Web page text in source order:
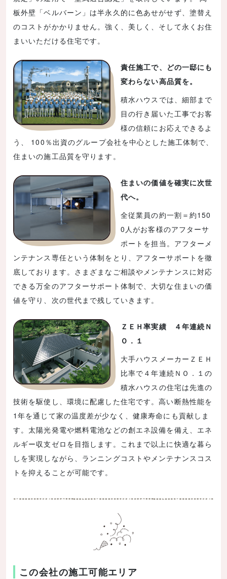
板外壁「ベルバーン」は半永久的に色あせがせず、塗替え
のコストがかかりません。強く、美しく、そして永くお住
まいいただける住宅です。
責任施工で、どの一邸にも
変わらない高品質を。
積水ハウスでは、細部まで
目の行き届いた工事でお客
様の信頼にお応えできるよ
う、 100％出資のグループ会社を中心とした施工体制で、
住まいの施工品質を守ります。
住まいの価値を確実に次世
代へ。
全従業員の約一割＝約150
0人がお客様のアフターサ
ポートを担当。アフターメ
ンテナンス専任という体制をとり、アフターサポートを徹
底しております。さまざまなご相談やメンテナンスに対応
できる万全のアフターサポート体制で、大切な住まいの価
値を守り、次の世代まで残していきます。
ＺＥＨ率実績 ４年連続Ｎ
Ｏ．１
大手ハウスメーカーＺＥＨ
比率で４年連続ＮＯ．１の
積水ハウスの住宅は先進の
技術を駆使し、環境に配慮した住宅です。高い断熱性能を
1年を通じて家の温度差が少なく、健康寿命にも貢献しま
す。太陽光発電や燃料電池などの創エネ設備を備え、エネ
ルギー収支ゼロを目指します。これまで以上に快適な暮ら
しを実現しながら、ランニングコストやメンテナンスコス
トを抑えることが可能です。
この会社の施工可能エリア